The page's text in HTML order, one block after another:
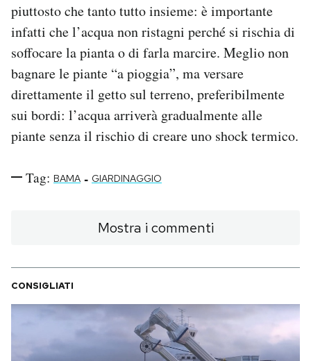
piuttosto che tanto tutto insieme: è importante
infatti che l’acqua non ristagni perché si rischia di
soffocare la pianta o di farla marcire. Meglio non
bagnare le piante “a pioggia”, ma versare
direttamente il getto sul terreno, preferibilmente
sui bordi: l’acqua arriverà gradualmente alle
piante senza il rischio di creare uno shock termico.
Tag: BAMA - GIARDINAGGIO
Mostra i commenti
CONSIGLIATI